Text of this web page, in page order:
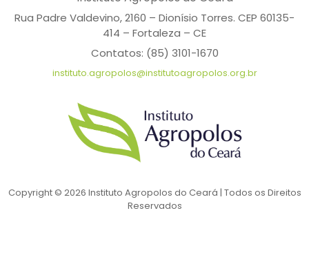
Rua Padre Valdevino, 2160 – Dionísio Torres. CEP 60135-
414 – Fortaleza – CE
Contatos: (85) 3101-1670
instituto.agropolos@institutoagropolos.org.br
Copyright © 2026 Instituto Agropolos do Ceará | Todos os Direitos
Reservados